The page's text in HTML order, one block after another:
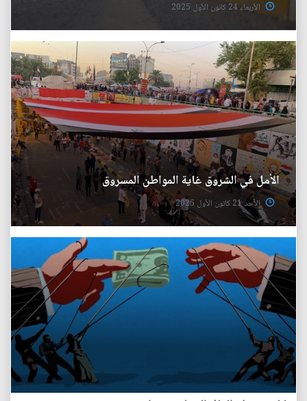
الأربعاء 24 كانون الأول 2025
الأمل في الشروق غاية المواطن المسروق
الأحد 21 كانون الأول 2025